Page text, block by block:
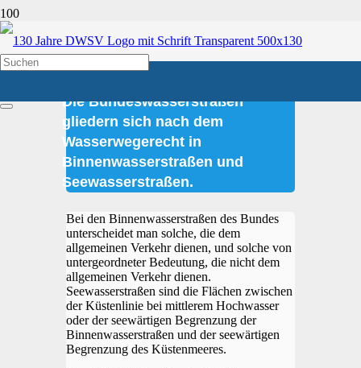
Die Bundeswasserstraßen
gliedern sich nach dem
Wasserwegerecht in
Binnenwasserstraßen und
Seewasserstraßen.
Bei den Binnenwasserstraßen des Bundes
unterscheidet man solche, die dem
allgemeinen Verkehr dienen, und solche von
untergeordneter Bedeutung, die nicht dem
allgemeinen Verkehr dienen.
Seewasserstraßen sind die Flächen zwischen
der Küstenlinie bei mittlerem Hochwasser
oder der seewärtigen Begrenzung der
Binnenwasserstraßen und der seewärtigen
Begrenzung des Küstenmeeres.